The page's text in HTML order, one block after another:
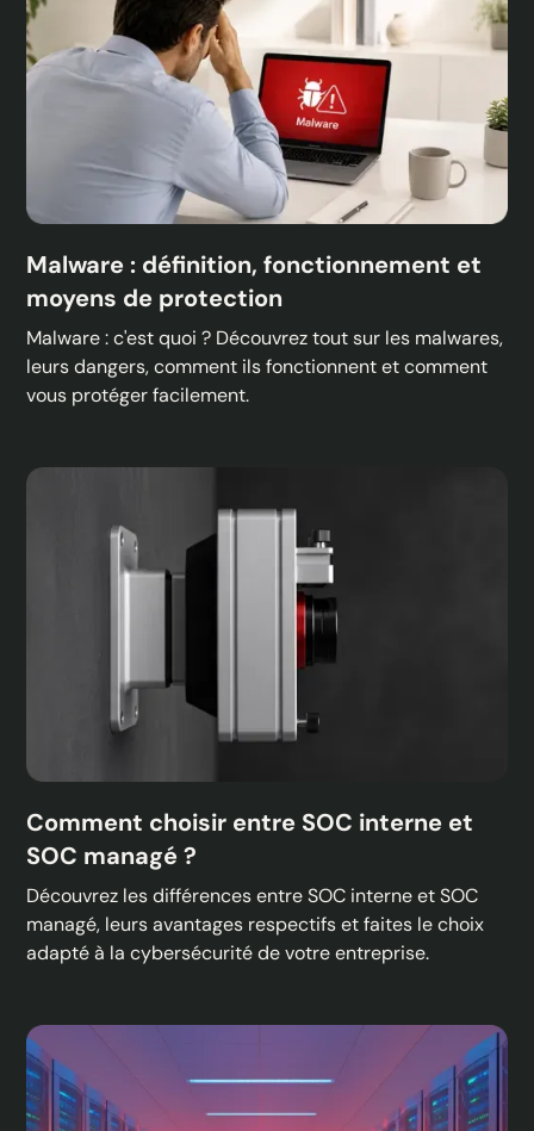
Malware : définition, fonctionnement et
moyens de protection
Malware : c'est quoi ? Découvrez tout sur les malwares,
leurs dangers, comment ils fonctionnent et comment
vous protéger facilement.
Comment choisir entre SOC interne et
SOC managé ?
Découvrez les différences entre SOC interne et SOC
managé, leurs avantages respectifs et faites le choix
adapté à la cybersécurité de votre entreprise.